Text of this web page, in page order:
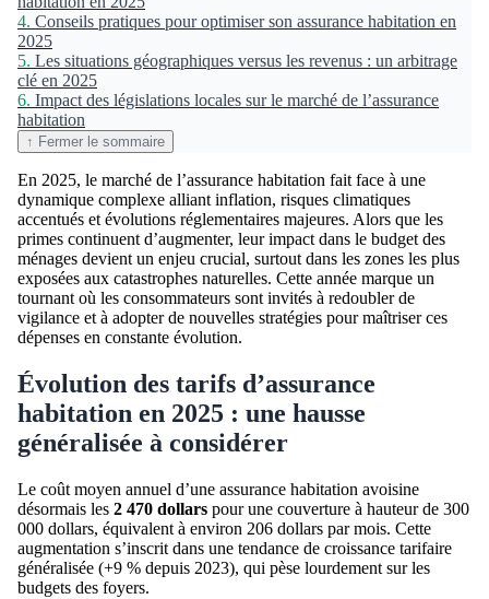
4. Conseils pratiques pour optimiser son assurance habitation en
2025
5. Les situations géographiques versus les revenus : un arbitrage
clé en 2025
6. Impact des législations locales sur le marché de l’assurance
habitation
↑ Fermer le sommaire
En 2025, le marché de l’assurance habitation fait face à une
dynamique complexe alliant inflation, risques climatiques
accentués et évolutions réglementaires majeures. Alors que les
primes continuent d’augmenter, leur impact dans le budget des
ménages devient un enjeu crucial, surtout dans les zones les plus
exposées aux catastrophes naturelles. Cette année marque un
tournant où les consommateurs sont invités à redoubler de
vigilance et à adopter de nouvelles stratégies pour maîtriser ces
dépenses en constante évolution.
Évolution des tarifs d’assurance
habitation en 2025 : une hausse
généralisée à considérer
Le coût moyen annuel d’une assurance habitation avoisine
désormais les 2 470 dollars pour une couverture à hauteur de 300
000 dollars, équivalent à environ 206 dollars par mois. Cette
augmentation s’inscrit dans une tendance de croissance tarifaire
généralisée (+9 % depuis 2023), qui pèse lourdement sur les
budgets des foyers.